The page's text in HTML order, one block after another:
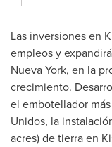
Las inversiones en
empleos y
Nueva York, en la
crecimiento.
el embotellador
Unidos, la
acres) de tierra en